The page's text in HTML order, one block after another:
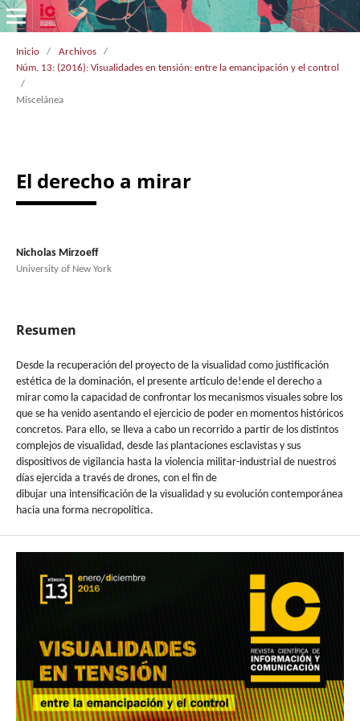
Inicio / Archivos
/
Núm. 13: (2016): Visualidades en tensión: entre la emancipación y el control
/
Miscelánea
El derecho a mirar
Nicholas Mirzoeff
University of New York
Resumen
Desde la recuperación del proyecto de la visualidad como justificación
estética de la dominación, el presente artículo de!ende el derecho a
mirar como la capacidad de confrontar los mecanismos visuales sobre los
que se ha venido asentando el ejercicio de poder en momentos históricos
concretos. Para ello, se lleva a cabo un recorrido a partir de los distintos
complejos de visualidad, desde las plantaciones esclavistas y sus
dispositivos de vigilancia hasta la violencia militar-industrial de nuestros
días ejercida a través de drones, con el fin de
dibujar una intensificación de la visualidad y su evolución contemporánea
hacia una forma necropolítica.